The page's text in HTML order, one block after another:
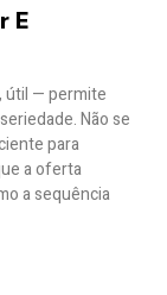
E
útil — permite
Não se
para
a oferta
a sequência